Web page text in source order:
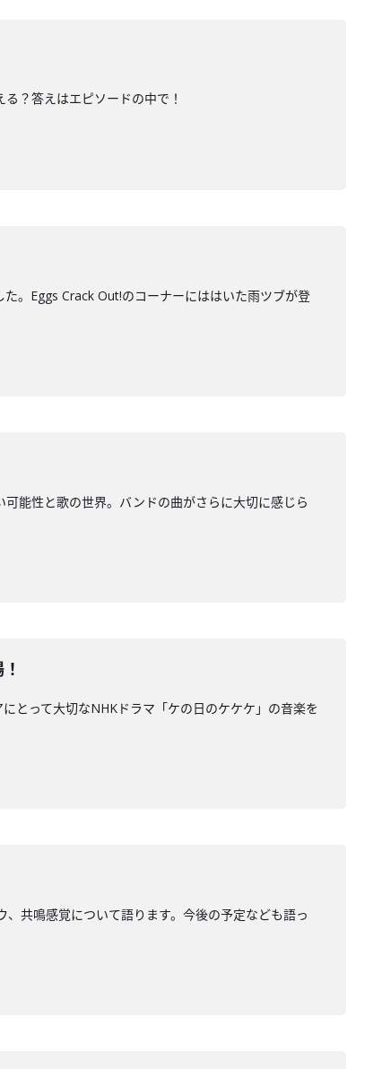
？答えはエピソードの中で！
。Eggs Crack Out!のコーナーにははいた雨ツブが登
能性と歌の世界。バンドの曲がさらに大切に感じら
とって大切なNHKドラマ「ケの日のケケケ」の音楽を
共鳴感覚について語ります。今後の予定なども語っ